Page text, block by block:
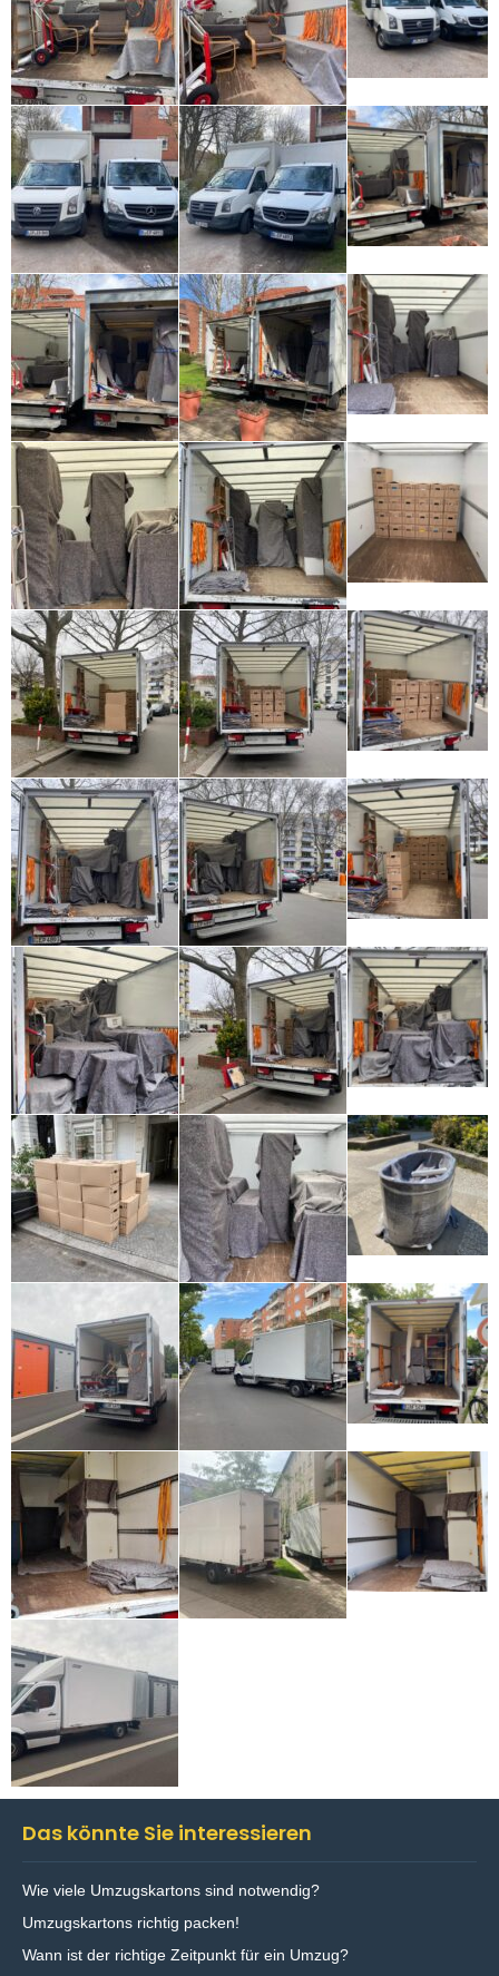
Das könnte Sie interessieren
Wie viele Umzugskartons sind notwendig?
Umzugskartons richtig packen!
Wann ist der richtige Zeitpunkt für ein Umzug?